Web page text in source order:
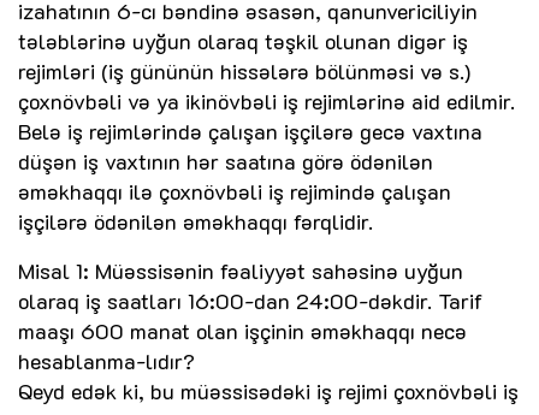
izahatının 6-cı bəndinə əsasən, qanunvericiliyin
tələblərinə uyğun olaraq təşkil olunan digər iş
rejimləri (iş gününün hissələrə bölünməsi və s.)
çoxnövbəli və ya ikinövbəli iş rejimlərinə aid edilmir.
Belə iş rejimlərində çalışan işçilərə gecə vaxtına
düşən iş vaxtının hər saatına görə ödənilən
əməkhaqqı ilə çoxnövbəli iş rejimində çalışan
işçilərə ödənilən əməkhaqqı fərqlidir.
Misal 1: Müəssisənin fəaliyyət sahəsinə uyğun
olaraq iş saatları 16:00-dan 24:00-dəkdir. Tarif
maaşı 600 manat olan işçinin əməkhaqqı necə
hesablanma-lıdır?
Qeyd edək ki, bu müəssisədəki iş rejimi çoxnövbəli iş